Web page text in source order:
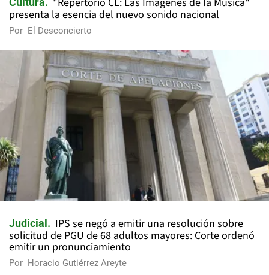
presenta la esencia del nuevo sonido nacional
Por El Desconcierto
Judicial
IPS se negó a emitir una resolución sobre
solicitud de PGU de 68 adultos mayores: Corte ordenó
emitir un pronunciamiento
Por Horacio Gutiérrez Areyte